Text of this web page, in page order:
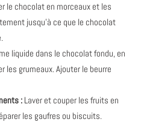
le chocolat en morceaux et les
jusqu'à ce que le chocolat
liquide dans le chocolat fondu, en
grumeaux. Ajouter le beurre
: Laver et couper les fruits en
les gaufres ou biscuits.